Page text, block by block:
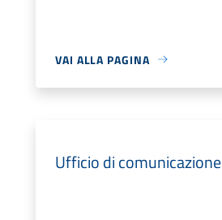
VAI ALLA PAGINA
Ufficio di comunicazione